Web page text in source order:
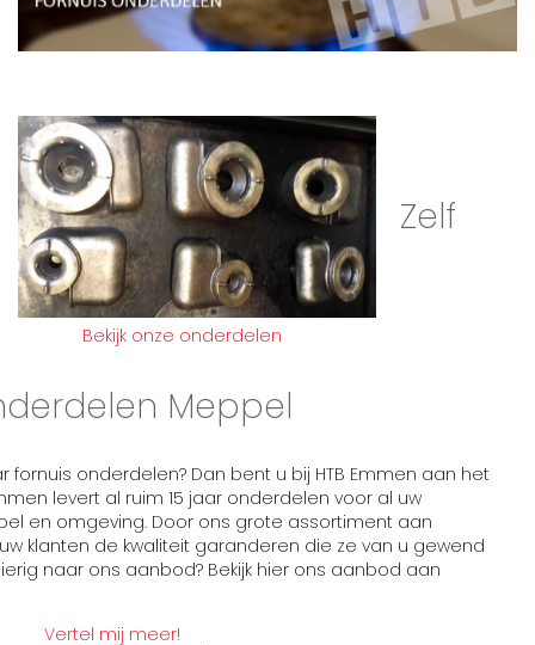
Bekijk onze onderdelen
Meppel
fornuis onderdelen? Dan bent u bij HTB Emmen aan het
levert al ruim 15 jaar onderdelen voor al uw
en omgeving. Door ons grote assortiment aan
klanten de kwaliteit garanderen die ze van u gewend
naar ons aanbod? Bekijk hier ons aanbod aan
Vertel mij meer!
Zelf